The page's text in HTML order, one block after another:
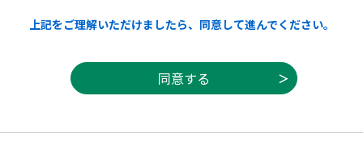
１ 目的
この規約は，利用者が広島県・市町共同利用
う。）を利用して広島県及び県内市町（以下
「県内自治体」という。）に申請・届出等の
上記をご理解いただけましたら、同意して進んでください。